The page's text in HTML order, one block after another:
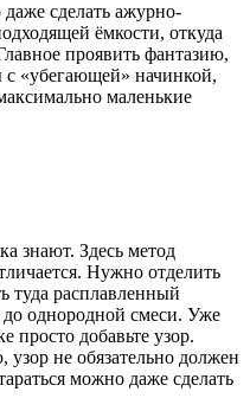
сделать ажурно-
ёмкости, откуда
проявить фантазию,
с «убегающей» начинкой,
маленькие
знают. Здесь метод
Нужно отделить
туда расплавленный
однородной смеси. Уже
просто добавьте узор.
не обязательно должен
можно даже сделать